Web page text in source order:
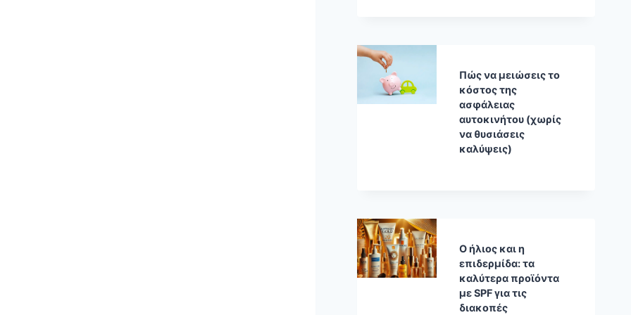
Πώς να μειώσεις το
κόστος της
ασφάλειας
αυτοκινήτου (χωρίς
να θυσιάσεις
καλύψεις)
Ο ήλιος και η
επιδερμίδα: τα
καλύτερα προϊόντα
με SPF για τις
διακοπές